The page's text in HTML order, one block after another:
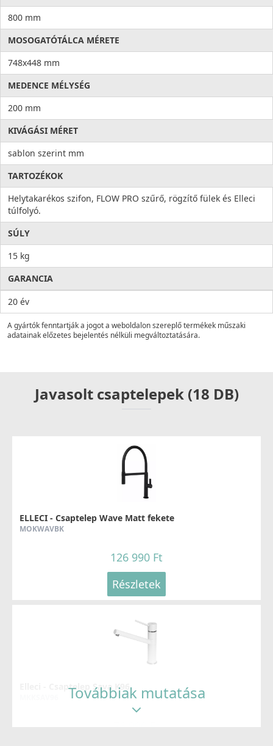
800 mm
MOSOGATÓTÁLCA MÉRETE
748x448 mm
MEDENCE MÉLYSÉG
200 mm
KIVÁGÁSI MÉRET
sablon szerint mm
TARTOZÉKOK
Helytakarékos szifon, FLOW PRO szűrő, rögzítő fülek és Elleci
túlfolyó.
SÚLY
15 kg
GARANCIA
20 év
A gyártók fenntartják a jogot a weboldalon szereplő termékek műszaki
adatainak előzetes bejelentés nélküli megváltoztatására.
Javasolt csaptelepek (18 DB)
ELLECI - Csaptelep Wave Matt fekete
MOKWAVBK
126 990 Ft
Részletek
Elleci - Csaptelep Sava K96
Továbbiak mutatása